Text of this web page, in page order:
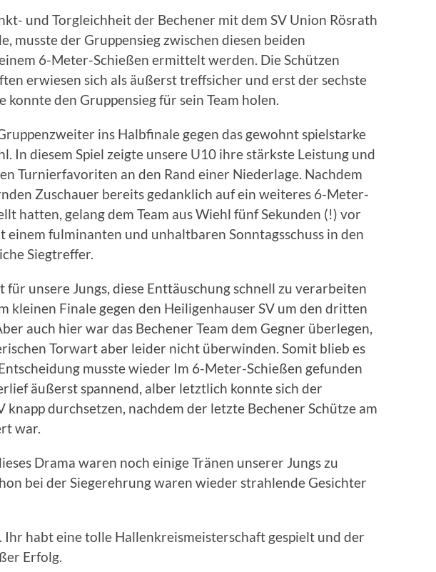
und Torgleichheit der Bechener mit dem SV Union Rösrath
musste der Gruppensieg zwischen diesen beiden
6-Meter-Schießen ermittelt werden. Die Schützen
erwiesen sich als äußerst treffsicher und erst der sechste
konnte den Gruppensieg für sein Team holen.
ins Halbfinale gegen das gewohnt spielstarke
In diesem Spiel zeigte unsere U10 ihre stärkste Leistung und
Turnierfavoriten an den Rand einer Niederlage. Nachdem
Zuschauer bereits gedanklich auf ein weiteres 6-Meter-
hatten, gelang dem Team aus Wiehl fünf Sekunden (!) vor
einem fulminanten und unhaltbaren Sonntagsschuss in den
Siegtreffer.
für unsere Jungs, diese Enttäuschung schnell zu verarbeiten
kleinen Finale gegen den Heiligenhauser SV um den dritten
auch hier war das Bechener Team dem Gegner überlegen,
Torwart aber leider nicht überwinden. Somit blieb es
musste wieder Im 6-Meter-Schießen gefunden
äußerst spannend, alber letztlich konnte sich der
knapp durchsetzen, nachdem der letzte Bechener Schütze am
war.
Drama waren noch einige Tränen unserer Jungs zu
bei der Siegerehrung waren wieder strahlende Gesichter
Ihr habt eine tolle Hallenkreismeisterschaft gespielt und der
Erfolg.